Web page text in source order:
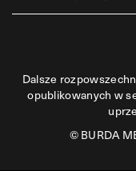
Dalsze
opublikowanych w
©BURDA